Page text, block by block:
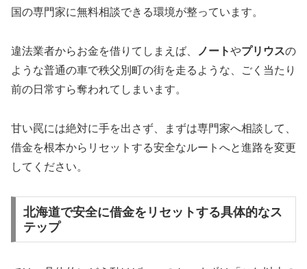
国の専門家に無料相談できる環境が整っています。
違法業者からお金を借りてしまえば、 ノートやプリウスの
ような普通の車で秩父別町の街を走るような、ごく当たり
前の日常すら奪われてしまいます。
甘い罠には絶対に手を出さず、まずは専門家へ相談して、
借金を根本からリセットする安全なルートへと進路を変更
してください。
北海道で安全に借金をリセットする具体的なス
テップ